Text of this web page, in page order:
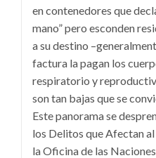
en contenedores que
mano” pero esconden
a su destino
factura la pagan los
respiratorio y
son tan bajas que se
Este panorama se
los Delitos que Afectan
la Oficina de las